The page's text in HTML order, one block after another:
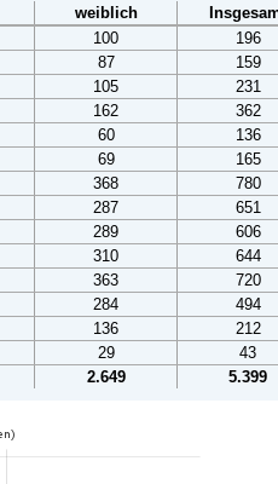
weiblich
100
196
87
159
105
231
162
362
60
136
69
165
368
780
287
651
289
606
310
644
363
720
284
494
136
212
29
43
2.649 5.399